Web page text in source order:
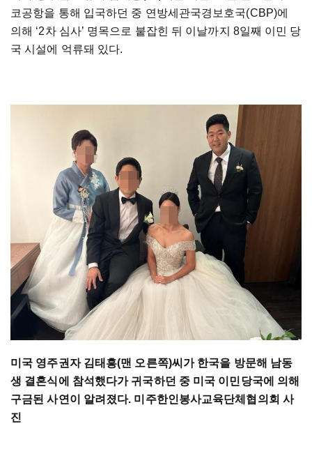
코공항을 통해 입국하던 중 연방세관국경보호국(CBP)에
의해 ‘2차 심사’ 명목으로 붙잡힌 뒤 이날까지 8일째 이민 당
국 시설에 억류돼 있다.
미국 영주권자 김태흥(맨 오른쪽)씨가 한국을 방문해 남동
생 결혼식에 참석했다가 귀국하던 중 미국 이민당국에 의해
구금된 사연이 알려졌다. 미주한인봉사교육단체협의회 사
진